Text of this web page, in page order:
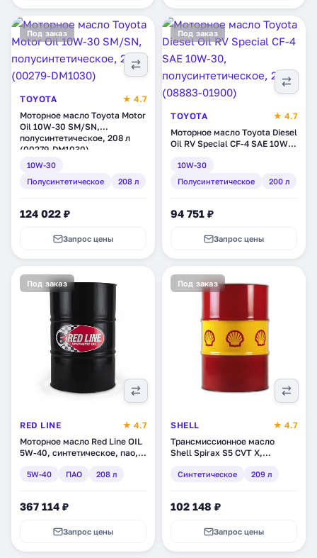
Под заказ
TOYOTA
★ 4.7
Моторное масло Toyota Motor
Oil 10W-30 SM/SN,
полусинтетическое, 208 л
(00279-DM1030)
10W-30
Полусинтетическое
208 л
124 022 ₽
Запрос цены
Под заказ
TOYOTA
★ 4.7
Моторное масло Toyota Diesel
Oil RV Special CF-4 SAE 10W-
(08883-01900)
10W-30
Полусинтетическое
200 л
94 751 ₽
Запрос цены
Под заказ
RED LINE
★ 4.7
Моторное масло Red Line OIL
5W-40, синтетическое, пао,
5W-40 ПАО 208 л
367 114 ₽
Запрос цены
Под заказ
SHELL
★ 4.7
Трансмиссионное масло
Shell Spirax S5 CVT X,
(550054193)
Синтетическое 209 л
102 148 ₽
Запрос цены